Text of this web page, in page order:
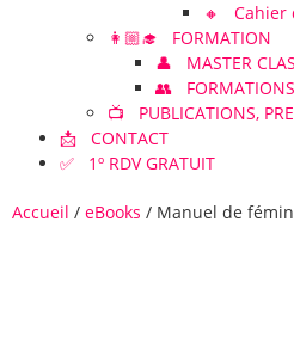
🔸 Cahier
👩🏼‍🎓 FORMATION
👤 MASTER
👥
📺 PUBLICATIONS,
📩 CONTACT
✅ 1º RDV GRATUIT
Accueil / eBooks / Manuel de